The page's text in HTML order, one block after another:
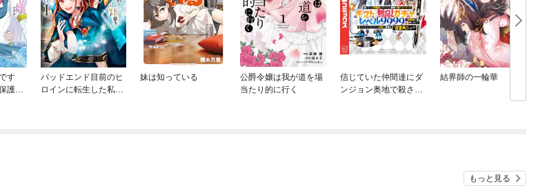
す
護す
バッドエンド目前のヒ
ロインに転生した私、
妹は知っている
公爵令嬢は我が道を場
当たり的に行く
信じていた仲間達にダ
ンジョン奥地で殺され
結界師の一輪華
もっと見る